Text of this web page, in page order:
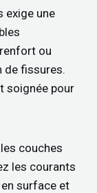
exige une
ou
de fissures.
soignée pour
couches
les courants
en surface et